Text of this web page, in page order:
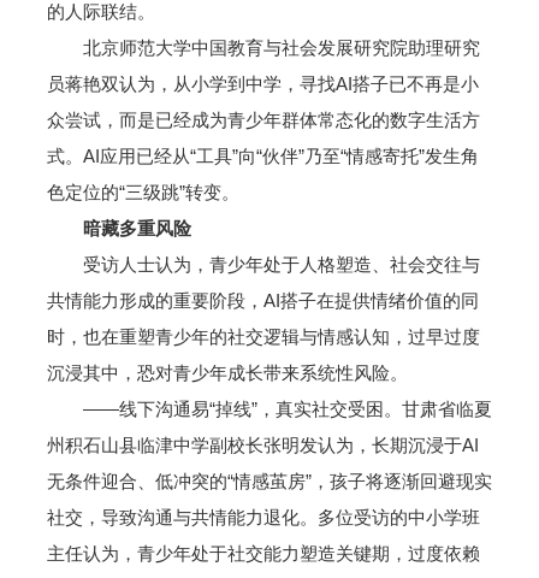
的人际联结。
北京师范大学中国教育与社会发展研究院助理研究
员蒋艳双认为，从小学到中学，寻找AI搭子已不再是小
众尝试，而是已经成为青少年群体常态化的数字生活方
式。AI应用已经从“工具”向“伙伴”乃至“情感寄托”发生角
色定位的“三级跳”转变。
暗藏多重风险
受访人士认为，青少年处于人格塑造、社会交往与
共情能力形成的重要阶段，AI搭子在提供情绪价值的同
时，也在重塑青少年的社交逻辑与情感认知，过早过度
沉浸其中，恐对青少年成长带来系统性风险。
——线下沟通易“掉线”，真实社交受困。甘肃省临夏
州积石山县临津中学副校长张明发认为，长期沉浸于AI
无条件迎合、低冲突的“情感茧房”，孩子将逐渐回避现实
社交，导致沟通与共情能力退化。多位受访的中小学班
主任认为，青少年处于社交能力塑造关键期，过度依赖